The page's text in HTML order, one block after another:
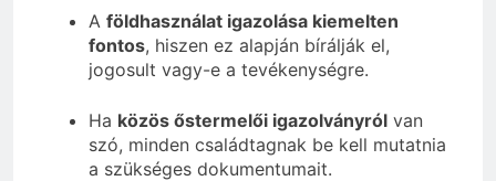
A földhasználat igazolása kiemelten
fontos, hiszen ez alapján bírálják el,
jogosult vagy-e a tevékenységre.
Ha közös őstermelői igazolványról van
szó, minden családtagnak be kell mutatnia
a szükséges dokumentumait.